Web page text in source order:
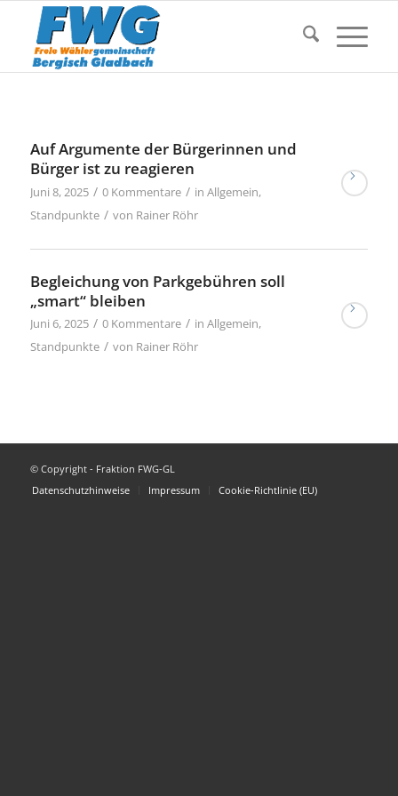
Auf Argumente der Bürgerinnen und
Bürger ist zu reagieren
Juni 8, 2025 / 0 Kommentare / in Allgemein,
Standpunkte / von Rainer Röhr
Begleichung von Parkgebühren soll
„smart“ bleiben
Juni 6, 2025 / 0 Kommentare / in Allgemein,
Standpunkte / von Rainer Röhr
© Copyright - Fraktion FWG-GL
Datenschutzhinweise
Impressum Cookie-Richtlinie (EU)